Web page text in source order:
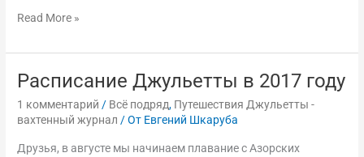
Read More »
Расписание Джульетты в 2017 году
1 комментарий / Всё подряд, Путешествия Джульетты -
вахтенный журнал / От Евгений Шкаруба
Друзья, в августе мы начинаем плавание с Азорских
Расписание
году